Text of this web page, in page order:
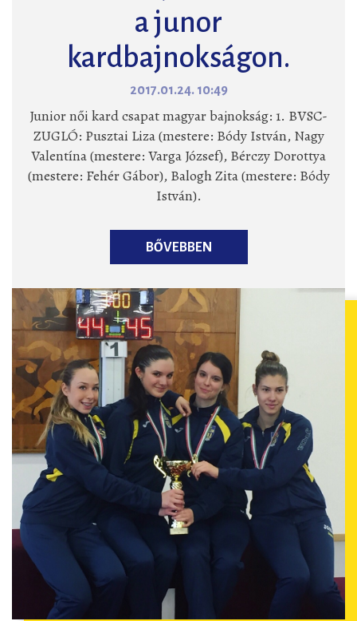
a junor
kardbajnokságon.
2017.01.24. 10:49
Junior női kard csapat magyar bajnokság: 1. BVSC-
ZUGLÓ: Pusztai Liza (mestere: Bódy István, Nagy
Valentína (mestere: Varga József), Bérczy Dorottya
(mestere: Fehér Gábor), Balogh Zita (mestere: Bódy
István).
BŐVEBBEN